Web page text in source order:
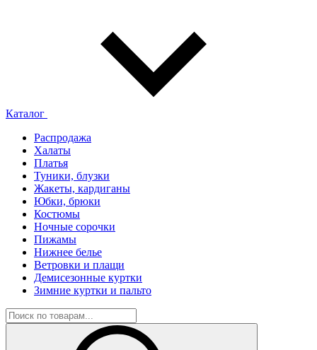
Каталог
Распродажа
Халаты
Платья
Туники, блузки
Жакеты, кардиганы
Юбки, брюки
Костюмы
Ночные сорочки
Пижамы
Нижнее белье
Ветровки и плащи
Демисезонные куртки
Зимние куртки и пальто